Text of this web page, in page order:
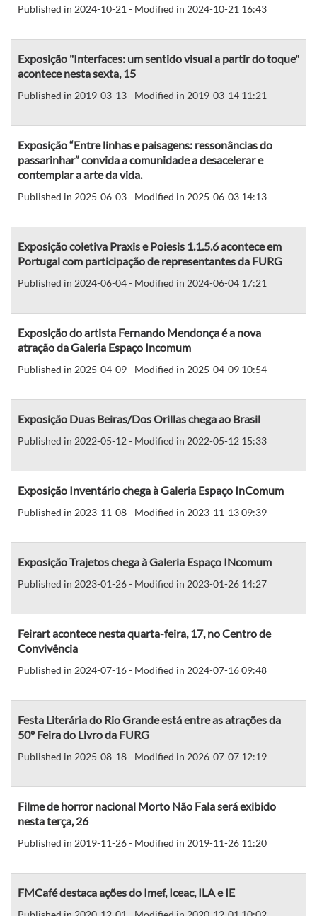
Published in 2024-10-21 - Modified in 2024-10-21 16:43
Exposição "Interfaces: um sentido visual a partir do toque"
acontece nesta sexta, 15
Published in 2019-03-13 - Modified in 2019-03-14 11:21
Exposição “Entre linhas e paisagens: ressonâncias do
passarinhar” convida a comunidade a desacelerar e
contemplar a arte da vida.
Published in 2025-06-03 - Modified in 2025-06-03 14:13
Exposição coletiva Praxis e Poiesis 1.1.5.6 acontece em
Portugal com participação de representantes da FURG
Published in 2024-06-04 - Modified in 2024-06-04 17:21
Exposição do artista Fernando Mendonça é a nova
atração da Galeria Espaço Incomum
Published in 2025-04-09 - Modified in 2025-04-09 10:54
Exposição Duas Beiras/Dos Orillas chega ao Brasil
Published in 2022-05-12 - Modified in 2022-05-12 15:33
Exposição Inventário chega à Galeria Espaço InComum
Published in 2023-11-08 - Modified in 2023-11-13 09:39
Exposição Trajetos chega à Galeria Espaço INcomum
Published in 2023-01-26 - Modified in 2023-01-26 14:27
Feirart acontece nesta quarta-feira, 17, no Centro de
Convivência
Published in 2024-07-16 - Modified in 2024-07-16 09:48
Festa Literária do Rio Grande está entre as atrações da
50º Feira do Livro da FURG
Published in 2025-08-18 - Modified in 2026-07-07 12:19
Filme de horror nacional Morto Não Fala será exibido
nesta terça, 26
Published in 2019-11-26 - Modified in 2019-11-26 11:20
FMCafé destaca ações do Imef, Iceac, ILA e IE